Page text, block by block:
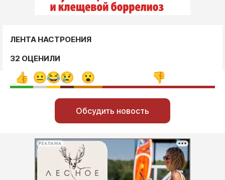
ЛЕНТА НАСТРОЕНИЯ
32 ОЦЕНИЛИ
Обсудить новость
РЕКЛАМА